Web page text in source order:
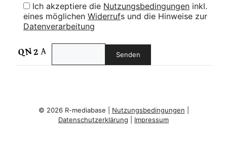
Ich akzeptiere die Nutzungsbedingungen inkl.
eines möglichen Widerrufs und die Hinweise zur
Datenverarbeitung
© 2026 R-mediabase | Nutzungsbedingungen
Datenschutzerklärung
Impressum